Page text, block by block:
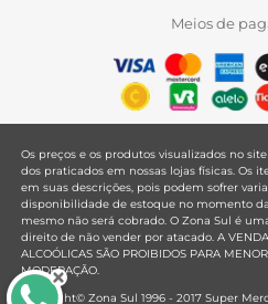
Meios de
Os preços e os produtos visualizados no
dos praticados em nossas lojas físicas. Os
em suas descrições, pois podem sofrer
disponibilidade de estoque no momento
mesmo não será cobrado. O Zona Sul é
direito de não vender por atacado. A
ALCOÓLICAS SÃO PROIBIDOS PARA
MODERAÇÃO.
Copyright© Zona Sul 1996 - 2017 Super